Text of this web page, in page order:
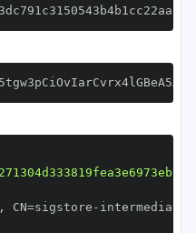
, CN=sigstore -